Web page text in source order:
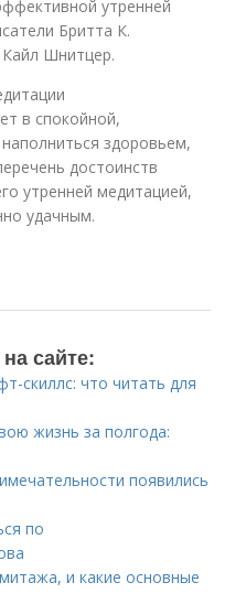
утренней
Бритта К.
Шнитцер.
в спокойной,
здоровьем,
достоинств
утренней медитацией,
удачным.
сайте:
скиллс: что читать для
жизнь за полгода:
появились
по
и какие основные